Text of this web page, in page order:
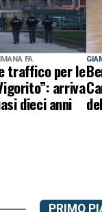
FA
traffico per le
arriva
dieci anni
PRIMO